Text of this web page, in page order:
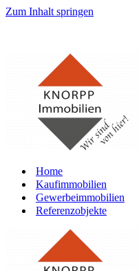
Zum Inhalt springen
Home
Kaufimmobilien
Gewerbeimmobilien
Referenzobjekte